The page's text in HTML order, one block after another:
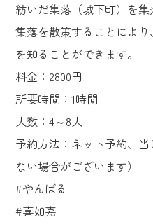
紡いだ集落（城下町）を集
集落を散策することによ
を知ることができます。
料金：2800円
所要時間：1時間
人数：4～8人
予約方法：ネット予約、
ない場合がございます）
#やんばる
#喜如嘉